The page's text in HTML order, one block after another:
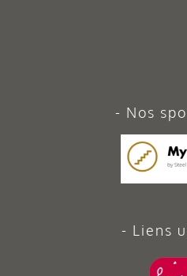
Nos
Liens